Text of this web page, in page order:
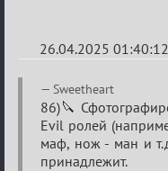
26.04.2025 01:40:12
Re:
Sweet
⚡Evil
Sweetheart
86)🔪
Evil ролей
маф, нож - ман и
принадлежит.